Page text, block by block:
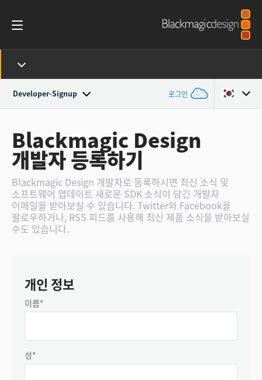
Developer-Signup 로그인
Australia
Austria
Brazil
Canada
Denmark
Blackmagic Design
개발자 등록하기
Blackmagic Design 개발자로 등록하시면 최신 소식 및
소프트웨어 업데이트 새로운 SDK 소식이 담긴 개발자
이메일을 받아보실 수 있습니다. Twitter와 Facebook을
팔로우하거나, RSS 피드를 사용해 최신 제품 소식을 받아보실
수도 있습니다.
개인 정보
이름*
성*